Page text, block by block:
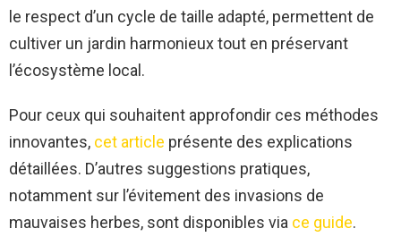
le respect d’un cycle de taille adapté, permettent de
cultiver un jardin harmonieux tout en préservant
l’écosystème local.
Pour ceux qui souhaitent approfondir ces méthodes
innovantes, cet article présente des explications
détaillées. D’autres suggestions pratiques,
notamment sur l’évitement des invasions de
mauvaises herbes, sont disponibles via ce guide.